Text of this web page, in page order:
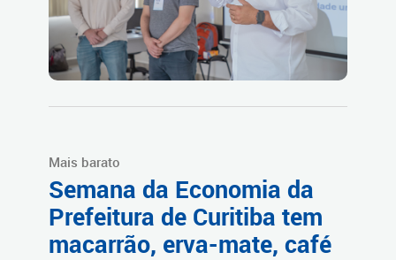
Mais barato
Semana da Economia da
Prefeitura de Curitiba tem
macarrão, erva-mate, café